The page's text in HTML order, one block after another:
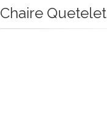
Chaire Quetelet